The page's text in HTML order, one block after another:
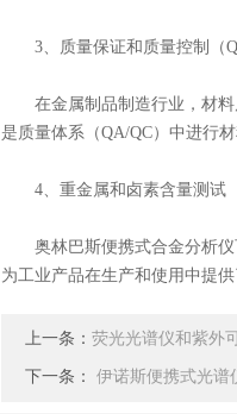
3、质量保证和质量控制（
在金属制品制造​​行业，材料
是质量体系（QA/QC）中进行
4、重金属和卤素含量测试
奥林巴斯便携式合金分析仪
为工业产品在生产和使用中提
上一条： 荧光光谱仪和紫外
下一条： 伊诺斯便携式光谱